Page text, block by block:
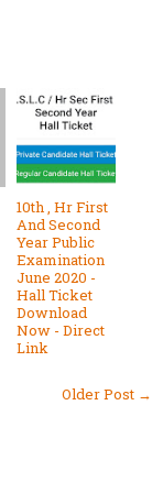
10th , Hr First
And Second
Year Public
Examination
June 2020 -
Hall Ticket
Download
Now - Direct
Link
Older Post →